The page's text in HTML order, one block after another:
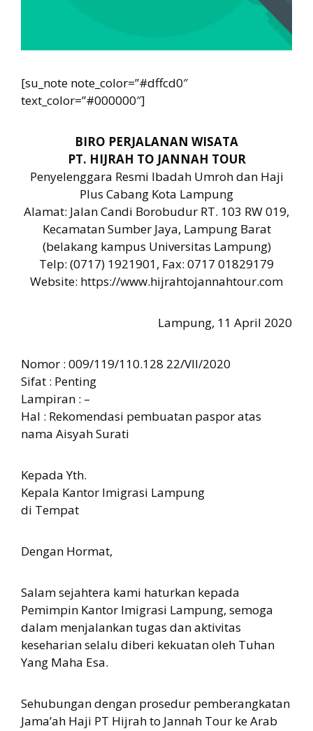
[su_note note_color=”#dffcd0″
text_color=”#000000″]
BIRO PERJALANAN WISATA
PT. HIJRAH TO JANNAH TOUR
Penyelenggara Resmi Ibadah Umroh dan Haji
Plus Cabang Kota Lampung
Alamat: Jalan Candi Borobudur RT. 103 RW 019,
Kecamatan Sumber Jaya, Lampung Barat
(belakang kampus Universitas Lampung)
Telp: (0717) 1921901, Fax: 0717 01829179
Website: https://www.hijrahtojannahtour.com
Lampung, 11 April 2020
Nomor : 009/119/110.128 22/VII/2020
Sifat : Penting
Lampiran : –
Hal : Rekomendasi pembuatan paspor atas
nama Aisyah Surati
Kepada Yth.
Kepala Kantor Imigrasi Lampung
di Tempat
Dengan Hormat,
Salam sejahtera kami haturkan kepada
Pemimpin Kantor Imigrasi Lampung, semoga
dalam menjalankan tugas dan aktivitas
keseharian selalu diberi kekuatan oleh Tuhan
Yang Maha Esa.
Sehubungan dengan prosedur pemberangkatan
Jama’ah Haji PT Hijrah to Jannah Tour ke Arab